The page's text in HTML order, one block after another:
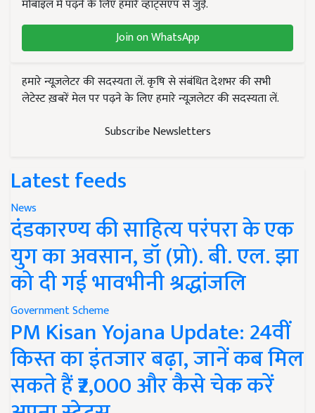
मोबाइल में पढ़ने के लिए हमारे व्हाट्सएप से जुड़ें.
Join on WhatsApp
हमारे न्यूज़लेटर की सदस्यता लें. कृषि से संबंधित देशभर की सभी
लेटेस्ट ख़बरें मेल पर पढ़ने के लिए हमारे न्यूज़लेटर की सदस्यता लें.
Subscribe Newsletters
Latest feeds
News
दंडकारण्य की साहित्य परंपरा के एक
युग का अवसान, डॉ (प्रो). बी. एल. झा
को दी गई भावभीनी श्रद्धांजलि
Government Scheme
PM Kisan Yojana Update: 24वीं
किस्त का इंतजार बढ़ा, जानें कब मिल
सकते हैं ₹2,000 और कैसे चेक करें